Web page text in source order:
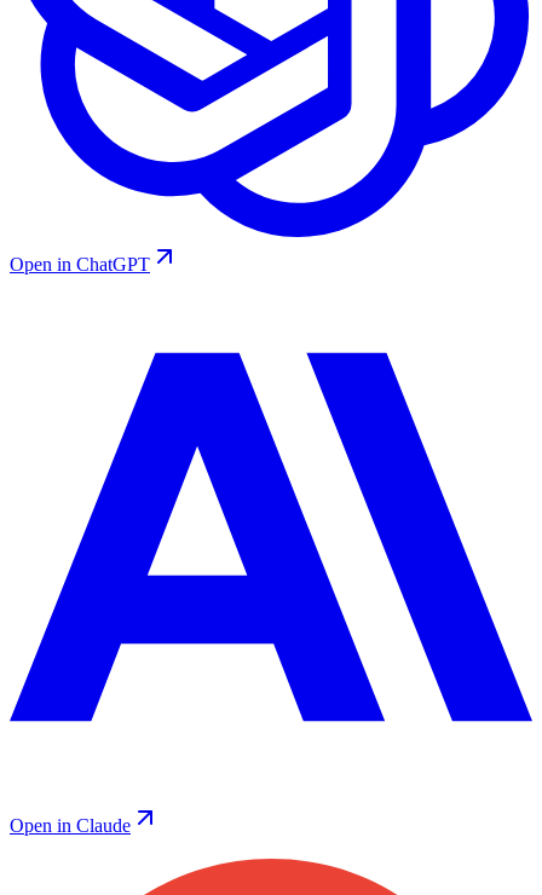
Open in ChatGPT
Open in Claude